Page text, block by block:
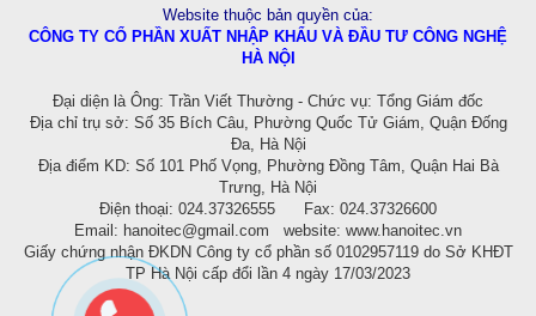
Website thuộc bản quyền của:
CÔNG TY CỔ PHẦN XUẤT NHẬP KHẨU VÀ ĐẦU TƯ CÔNG NGHỆ
HÀ NỘI
Đại diện là Ông: Trần Viết Thường - Chức vụ: Tổng Giám đốc
Địa chỉ trụ sở: Số 35 Bích Câu, Phường Quốc Tử Giám, Quận Đống
Đa, Hà Nội
Địa điểm KD: Số 101 Phố Vọng, Phường Đồng Tâm, Quận Hai Bà
Trưng, Hà Nội
Điện thoại: 024.37326555 Fax: 024.37326600
Email: hanoitec@gmail.com website: www.hanoitec.vn
Giấy chứng nhận ĐKDN Công ty cổ phần số 0102957119 do Sở KHĐT
TP Hà Nội cấp đổi lần 4 ngày 17/03/2023